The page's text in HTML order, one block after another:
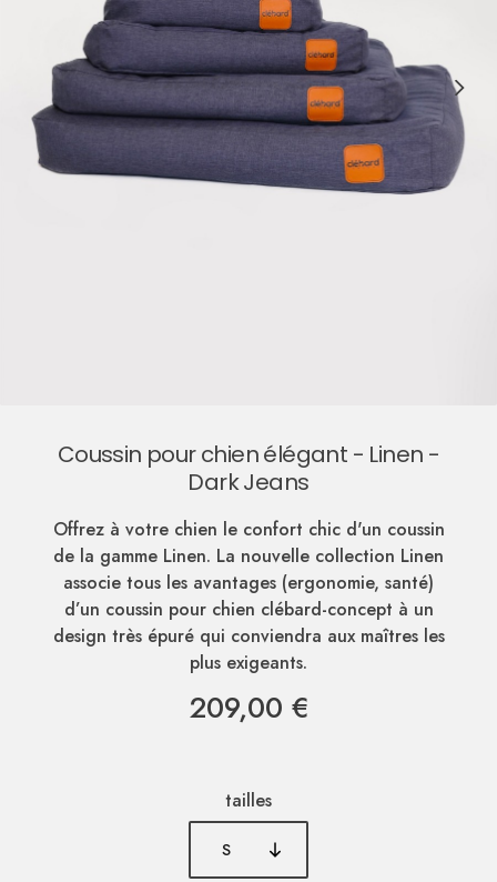
Coussin pour chien élégant - Linen -
Dark Jeans
Offrez à votre chien le confort chic d'un coussin
de la gamme Linen. La nouvelle collection Linen
associe tous les avantages (ergonomie, santé)
d’un coussin pour chien clébard-concept à un
design très épuré qui conviendra aux maîtres les
plus exigeants.
209,00 €
tailles